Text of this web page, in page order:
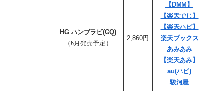
HG ハンブラビ(GQ)
（6月発売予定）
2,860円
【DMM】
【楽天でじ】
【楽天ハピ】
楽天ブックス
あみあみ
【楽天あみ】
au(ハピ)
駿河屋